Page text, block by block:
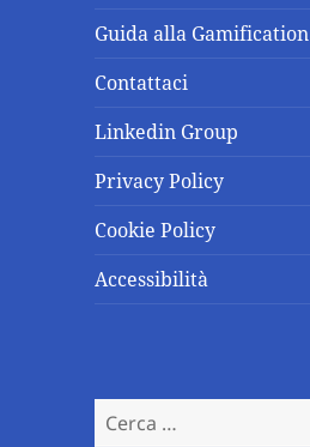
Guida alla Gamification
Contattaci
Linkedin Group
Privacy Policy
Cookie Policy
Accessibilità
Ricerca
per: